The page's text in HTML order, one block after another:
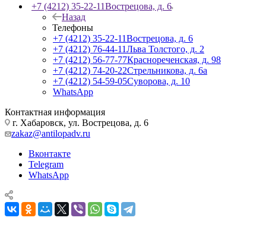
+7 (4212) 35-22-11Вострецова, д. 6
Назад
Телефоны
+7 (4212) 35-22-11Вострецова, д. 6
+7 (4212) 76-44-11Льва Толстого, д. 2
+7 (4212) 56-77-77Краснореченская, д. 98
+7 (4212) 74-20-22Стрельникова, д. 6а
+7 (4212) 54-59-05Суворова, д. 10
WhatsApp
Контактная информация
г. Хабаровск, ул. Вострецова, д. 6
zakaz@antilopadv.ru
Вконтакте
Telegram
WhatsApp